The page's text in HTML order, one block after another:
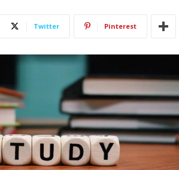
Twitter Pinterest